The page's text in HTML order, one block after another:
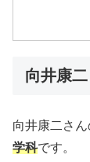
向井康
向井康二さ
学科です。